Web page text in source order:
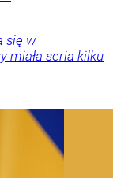
się w
miała seria kilku